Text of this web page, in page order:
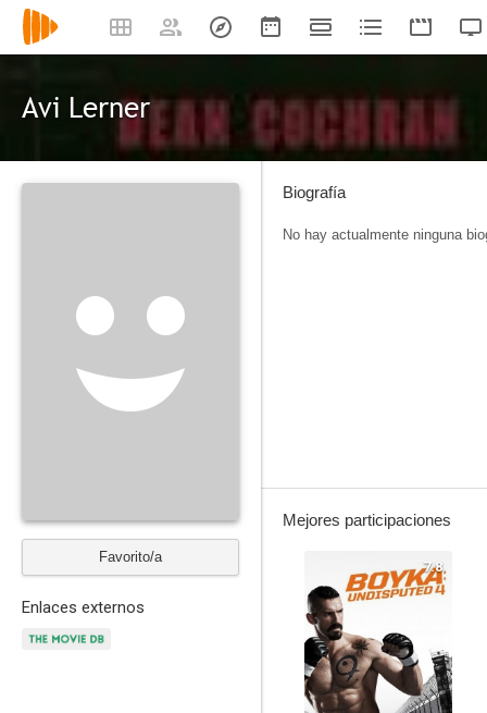
Avi Lerner
Favorito/a
Enlaces externos
Biografía
No hay actualmente ninguna
Mejores participaciones
7.8